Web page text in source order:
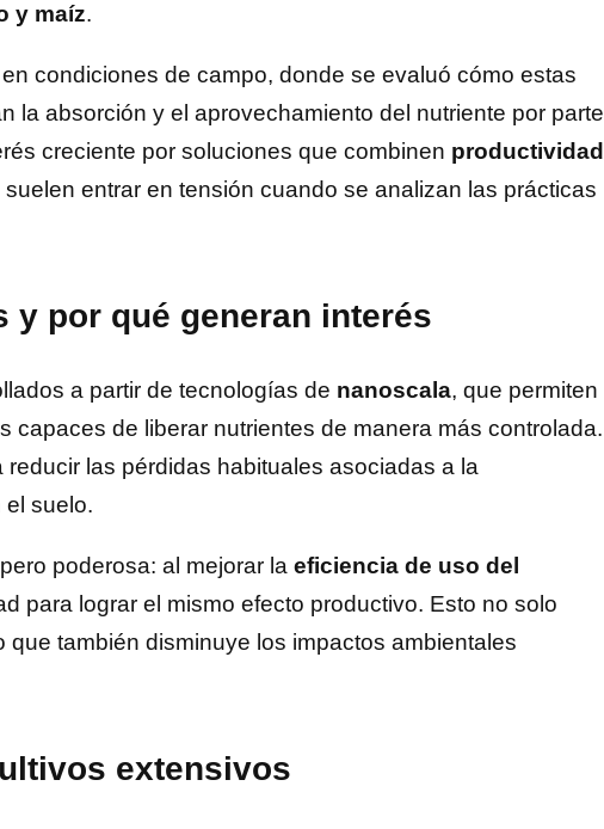
y maíz.
condiciones de campo, donde se evaluó cómo estas
la absorción y el aprovechamiento del nutriente por parte
creciente por soluciones que combinen productividad
entrar en tensión cuando se analizan las prácticas
y por qué generan interés
a partir de tecnologías de nanoscala, que permiten
de liberar nutrientes de manera más controlada.
las pérdidas habituales asociadas a la
el suelo.
poderosa: al mejorar la eficiencia de uso del
para lograr el mismo efecto productivo. Esto no solo
también disminuye los impactos ambientales
extensivos